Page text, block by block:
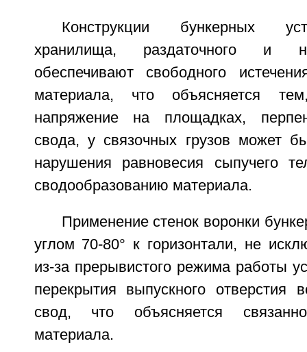
Конструкции бункерных
хранилища, раздаточного и
обеспечивают свободного
материала, что объясняется
напряжение на площадках,
свода, у связочных грузов может
нарушения равновесия сыпучего
сводообразованию материала.
Применение стенок воронки
углом 70-80° к горизонтали, не
из-за прерывистого режима работы
перекрытия выпускного отверстия
свод, что объясняется
материала.